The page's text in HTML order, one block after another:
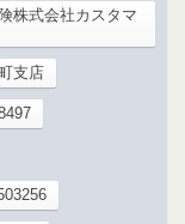
株式会社カスタマ
支店